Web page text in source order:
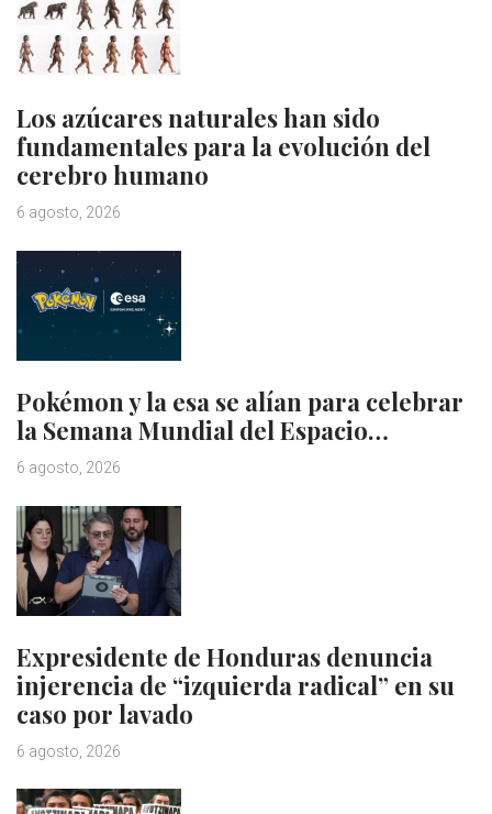
Los azúcares naturales han sido
fundamentales para la evolución del
cerebro humano
6 agosto, 2026
Pokémon y la esa se alían para celebrar
la Semana Mundial del Espacio…
6 agosto, 2026
Expresidente de Honduras denuncia
injerencia de “izquierda radical” en su
caso por lavado
6 agosto, 2026